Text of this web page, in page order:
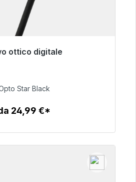
ottico digitaleimmediata, tempo di
93,00 €
Star Black
24,99 €*